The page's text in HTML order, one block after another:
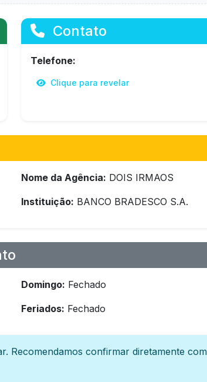
Contato
Telefone:
Clique para revelar
Nome da Agência: DOIS IRMAOS
Instituição: BANCO BRADESCO S.A.
Domingo: Fechado
Feriados: Fechado
Recomendamos confirmar diretamente com